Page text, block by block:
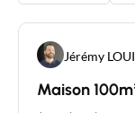
Jérémy
Maison